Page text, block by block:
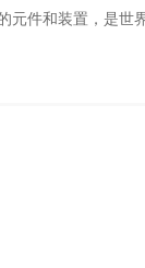
件和装置，是世